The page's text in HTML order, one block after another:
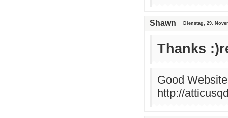
Shawn Dienstag, 29.
Thanks
Good
http://